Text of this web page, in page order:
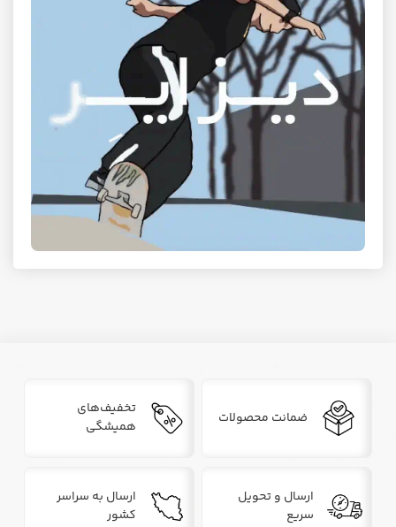
ضمانت محصولات
تخفیف‌های
همیشگی
ارسال و تحویل
سریع
ارسال به سراسر
کشور